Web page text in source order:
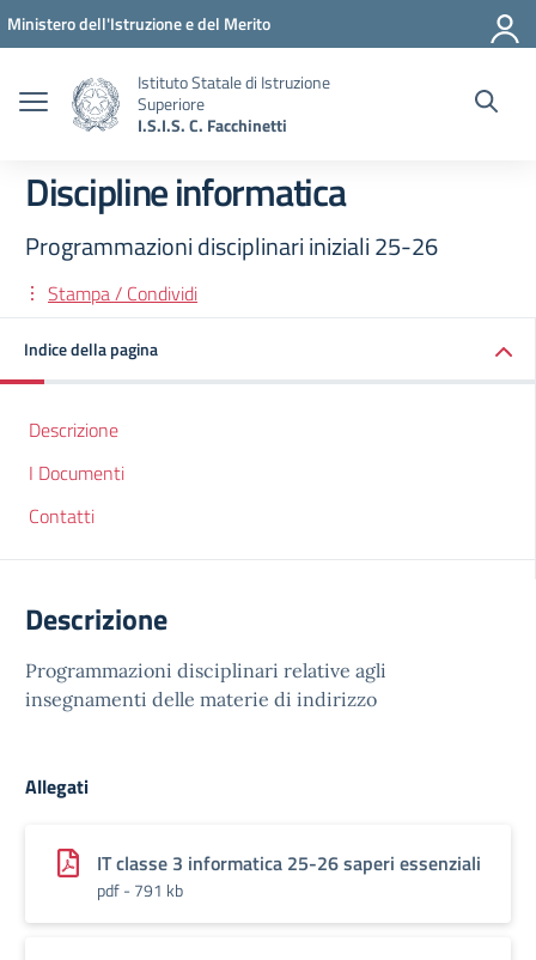
Vai ai contenuti
Vai al menu di navigazione
Vai al footer
Ministero dell'Istruzione e del Merito
Istituto Statale di Istruzione
Superiore
I.S.I.S. C. Facchinetti
Discipline informatica
Programmazioni disciplinari iniziali 25-26
Stampa / Condividi
Indice della pagina
Descrizione
I Documenti
Contatti
Descrizione
Programmazioni disciplinari relative agli
insegnamenti delle materie di indirizzo
Allegati
IT classe 3 informatica 25-26 saperi essenziali
pdf - 791 kb